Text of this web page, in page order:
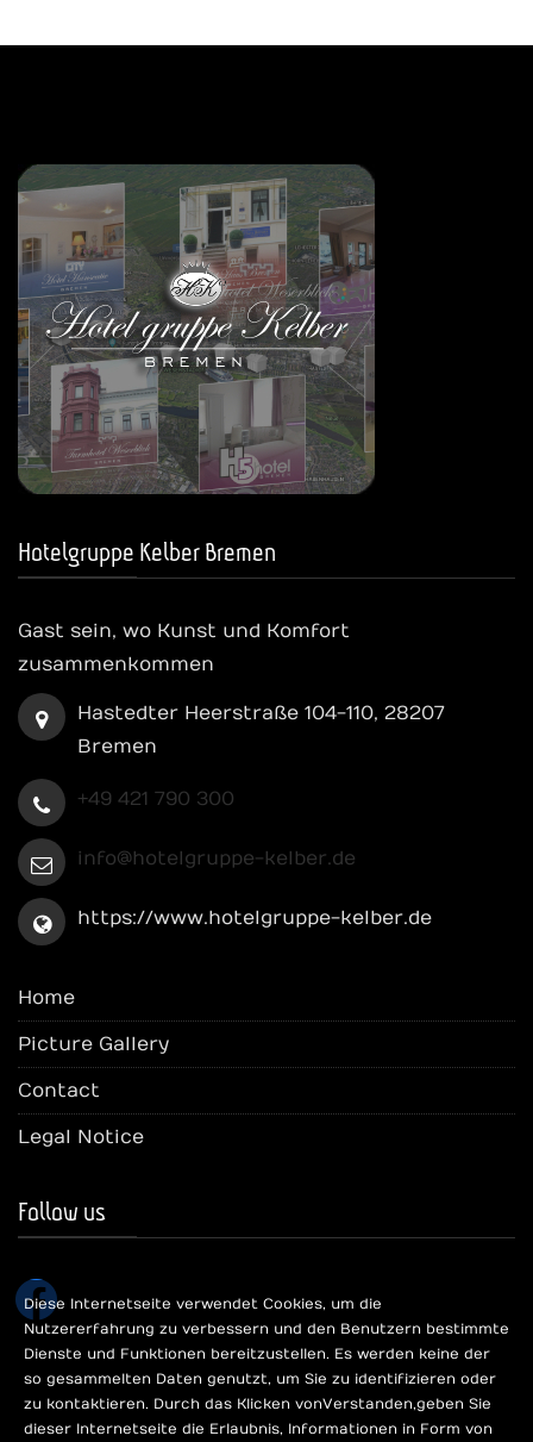
Hotelgruppe Kelber Bremen
Gast sein, wo Kunst und Komfort
zusammenkommen
Hastedter Heerstraße 104-110, 28207
Bremen
+49 421 790 300
info@hotelgruppe-kelber.de
https://www.hotelgruppe-kelber.de
Home
Picture Gallery
Contact
Legal Notice
Follow us
facebook
Diese Internetseite verwendet Cookies, um die
Nutzererfahrung zu verbessern und den Benutzern bestimmte
Dienste und Funktionen bereitzustellen. Es werden keine der
so gesammelten Daten genutzt, um Sie zu identifizieren oder
zu kontaktieren. Durch das Klicken von Verstanden, geben Sie
dieser Internetseite die Erlaubnis, Informationen in Form von